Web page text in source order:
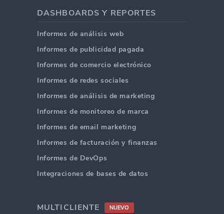
DASHBOARDS Y REPORTES
Informes de análisis web
Informes de publicidad pagada
Informes de comercio electrónico
Informes de redes sociales
Informes de análisis de marketing
Informes de monitoreo de marca
Informes de email marketing
Informes de facturación y finanzas
Informes de DevOps
Integraciones de bases de datos
MULTICLIENTE NUEVO